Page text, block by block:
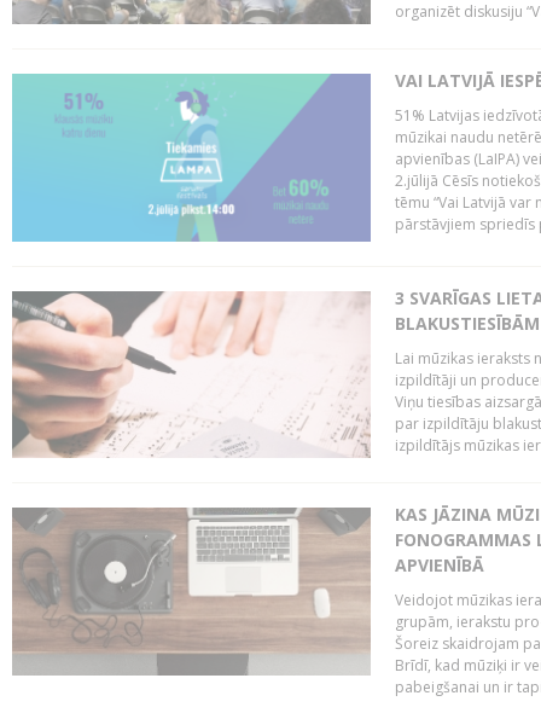
organizēt diskusiju
VAI LATVIJĀ
51% Latvijas
mūzikai naudu
apvienības (LaIPA)
2.jūlijā Cēsīs
tēmu “Vai Latvijā
pārstāvjiem spriedīs
3 SVARĪGAS
BLAKUSTIESĪBĀM
Lai mūzikas ieraksts
izpildītāji un
Viņu tiesības
par izpildītāju
izpildītājs mūzikas
KAS JĀZINA
FONOGRAMMAS
APVIENĪBĀ
Veidojot mūzikas
grupām, ierakstu
Šoreiz skaidrojam
Brīdī, kad mūziķi ir
pabeigšanai un ir